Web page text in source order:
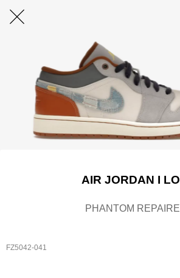
AIR JORDAN I
PHANTOM
FZ5042-041